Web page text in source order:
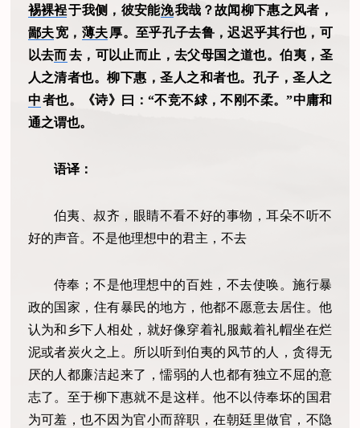
裼裸裎于我侧，彼安能浼我哉？故闻柳下惠之风者，
鄙夫宽， 薄夫厚。至乎孔子去鲁，迟迟乎其行也，可
以去而去，可以止而止，去父母国之道也。伯夷，圣
人之清者也。柳下惠，圣人之和者也。孔子，圣人之
中者也。《诗》曰：“不竞不絿，不刚不柔。”中庸和
通之谓也。
语译：
伯夷、叔齐，眼睛不看不好的事物，耳朵不听不
好的声音。不是他理想中的君主，不去
侍奉；不是他理想中的百姓，不去使唤。施行暴
政的国家，住有暴民的地方，他都不愿意去居住。他
认为和乡下人相处，就好像穿着礼服戴着礼帽坐在烂
泥或者炭火之上。所以听到伯夷的风节的人，贪得无
厌的人都廉洁起来了，懦弱的人也都有独立不屈的意
志了。至于柳下惠就不是这样。他不以侍奉坏的国君
为可羞，也不因为官小而辞职，在朝廷里做官，不隐